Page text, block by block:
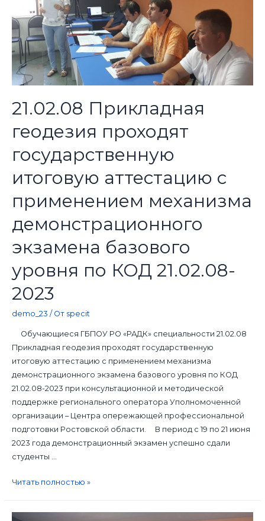
21.02.08 Прикладная
геодезия проходят
государственную
итоговую аттестацию с
применением механизма
демонстрационного
экзамена базового
уровня по КОД 21.02.08-
2023
demo_23 / От specit
Обучающиеся ГБПОУ РО «РАДК» специальности 21.02.08
Прикладная геодезия проходят государственную
итоговую аттестацию с применением механизма
демонстрационного экзамена базового уровня по КОД
21.02.08-2023 при консультационной и методической
поддержке регионального оператора Уполномоченной
организации – Центра опережающей профессиональной
подготовки Ростовской области. В период с 19 по 21 июня
2023 года демонстрационный экзамен успешно сдали
студенты …
Читать полностью »